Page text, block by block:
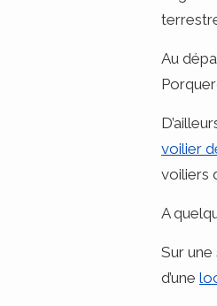
Au
voilier
voiliers
A
Sur
d’une